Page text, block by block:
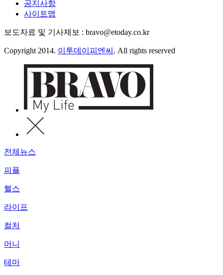
공지사항
사이트맵
보도자료 및 기사제보 : bravo@etoday.co.kr
Copyright 2014. 이투데이피엔씨 . All rights reserved
전체뉴스
피플
헬스
라이프
컬처
머니
테마